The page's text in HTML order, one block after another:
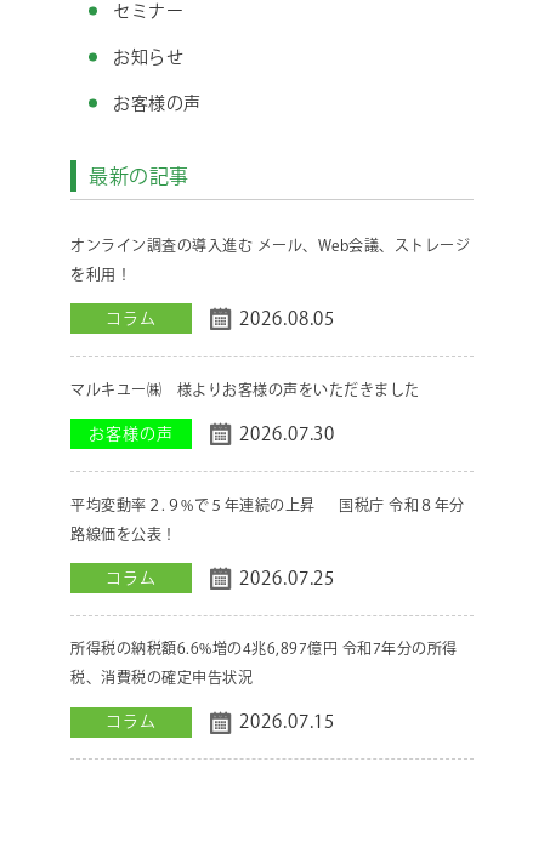
セミナー
お知らせ
お客様の声
最新の記事
オンライン調査の導入進む メール、Web会議、ストレージ
を利用！
コラム 2026.08.05
マルキユー㈱ 様よりお客様の声をいただきました
お客様の声 2026.07.30
平均変動率２.９%で５年連続の上昇 国税庁 令和８年分
路線価を公表！
コラム 2026.07.25
所得税の納税額6.6%増の4兆6,897億円 令和7年分の所得
税、消費税の確定申告状況
コラム 2026.07.15